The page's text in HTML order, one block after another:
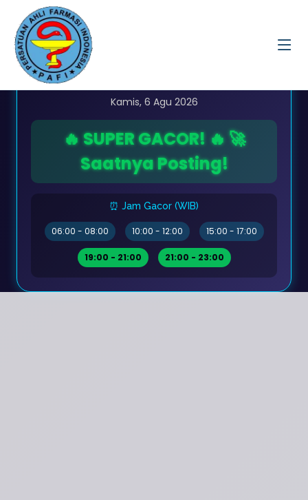
20:30:35
Kamis, 6 Agu 2026
🔥 SUPER GACOR! 🔥 🚀
Saatnya Posting!
⏰ Jam Gacor (WIB)
06:00 - 08:00 10:00 - 12:00 15:00 - 17:00
19:00 - 21:00 21:00 - 23:00